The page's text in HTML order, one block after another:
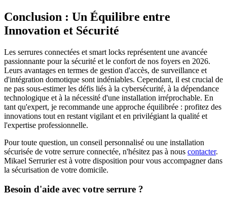
Conclusion : Un Équilibre entre
Innovation et Sécurité
Les serrures connectées et smart locks représentent une avancée
passionnante pour la sécurité et le confort de nos foyers en 2026.
Leurs avantages en termes de gestion d'accès, de surveillance et
d'intégration domotique sont indéniables. Cependant, il est crucial de
ne pas sous-estimer les défis liés à la cybersécurité, à la dépendance
technologique et à la nécessité d'une installation irréprochable. En
tant qu'expert, je recommande une approche équilibrée : profitez des
innovations tout en restant vigilant et en privilégiant la qualité et
l'expertise professionnelle.
Pour toute question, un conseil personnalisé ou une installation
sécurisée de votre serrure connectée, n'hésitez pas à nous contacter.
Mikael Serrurier est à votre disposition pour vous accompagner dans
la sécurisation de votre domicile.
Besoin d'aide avec votre serrure ?